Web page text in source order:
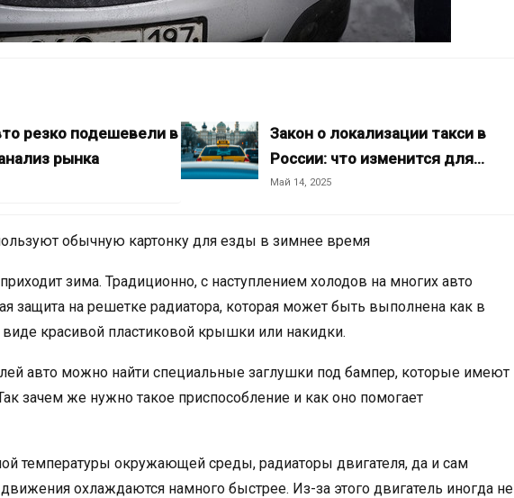
резко подешевели в
рынка
Закон о локализации такси в
России: что изменится для…
Май 14, 2025
обычную картонку для езды в зимнее время
зима. Традиционно, с наступлением холодов на многих авто
защита на решетке радиатора, которая может быть выполнена как в
виде красивой пластиковой крышки или накидки.
авто можно найти специальные заглушки под бампер, которые имеют
зачем же нужно такое приспособление и как оно помогает
температуры окружающей среды, радиаторы двигателя, да и сам
охлаждаются намного быстрее. Из-за этого двигатель иногда не